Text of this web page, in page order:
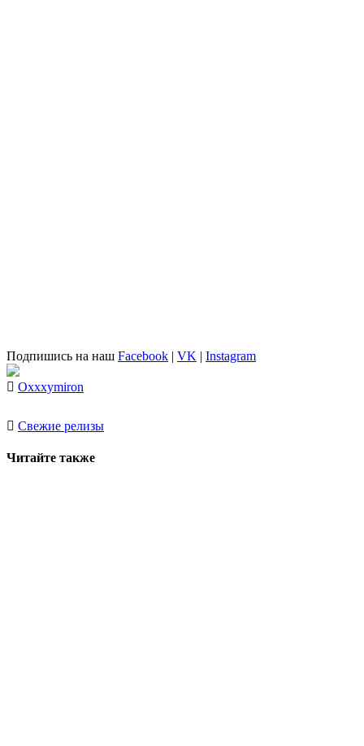
Подпишись на наш Facebook | VK | Instagram
Oxxxymiron
Свежие релизы
Читайте также